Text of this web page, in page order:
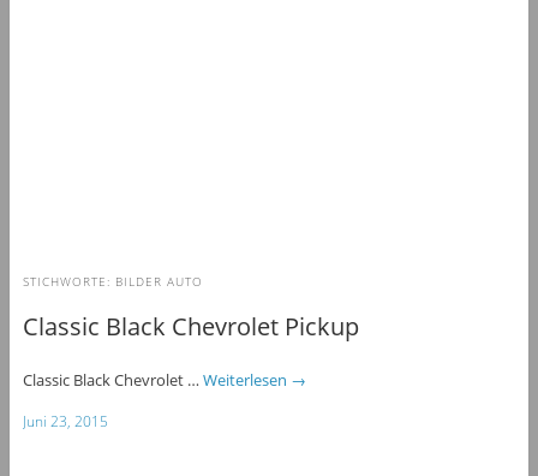
STICHWORTE: BILDER AUTO
Classic Black Chevrolet Pickup
Classic Black Chevrolet … Weiterlesen →
Juni 23, 2015